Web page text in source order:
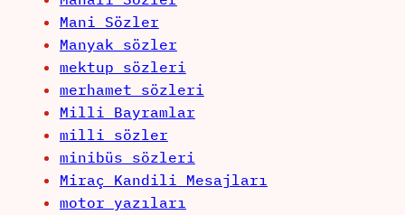
Mani Sözler
Manyak sözler
mektup sözleri
merhamet sözleri
Milli Bayramlar
milli sözler
minibüs sözleri
Miraç Kandili Mesajları
motor yazıları